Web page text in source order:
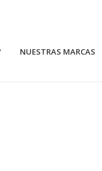
NUESTRAS MARCAS